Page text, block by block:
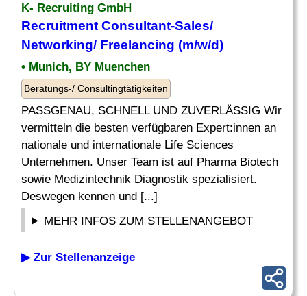
K- Recruiting GmbH
Recruitment Consultant-Sales/
Networking/ Freelancing (m/w/d)
• Munich, BY Muenchen
Beratungs-/ Consultingtätigkeiten
PASSGENAU, SCHNELL UND ZUVERLÄSSIG Wir
vermitteln die besten verfügbaren Expert:innen an
nationale und internationale Life Sciences
Unternehmen. Unser Team ist auf Pharma Biotech
sowie Medizintechnik Diagnostik spezialisiert.
Deswegen kennen und [...]
MEHR INFOS ZUM STELLENANGEBOT
▶ Zur Stellenanzeige